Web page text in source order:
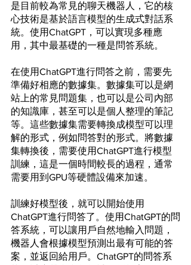
是目前較為常見的聊天機器人，它的核
心技術是基於語言模型的生成式對話系
統。使用ChatGPT，可以實現多種應
用，其中最基礎的一種是問答系統。
在使用ChatGPT進行問答之前，需要先
準備好相應的數據集。數據集可以是網
站上的常見問題集，也可以是公司內部
的知識庫，甚至可以是個人整理的筆記
等。這些數據集需要轉換成模型可以理
解的形式，例如問答對的形式。將數據
集轉換後，需要使用ChatGPT進行模型
訓練，這是一個時間較長的過程，通常
需要用到GPU等硬體設備來加速。
訓練好模型後，就可以開始使用
ChatGPT進行問答了。使用ChatGPT的問
答系統，可以讓用戶自然地輸入問題，
機器人會根據模型預測出最有可能的答
案，並返回給用戶。ChatGPT的問答系